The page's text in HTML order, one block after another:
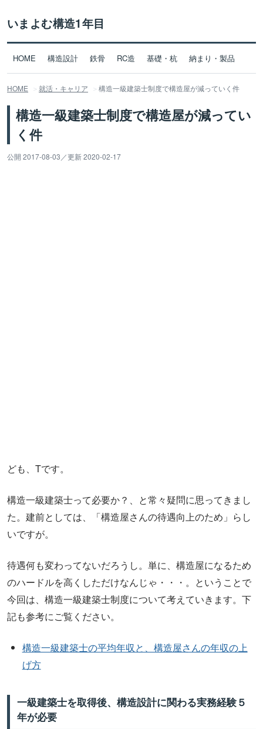
いまよむ構造1年目
HOME 構造設計 鉄骨 RC造 基礎・杭 納まり・製品
HOME 就活・キャリア 構造一級建築士制度で構造屋が減っていく件
構造一級建築士制度で構造屋が減ってい
く件
公開 2017-08-03 ／更新 2020-02-17
ども、Tです。
構造一級建築士って必要か？、と常々疑問に思ってきまし
た。建前としては、「構造屋さんの待遇向上のため」らし
いですが。
待遇何も変わってないだろうし。単に、構造屋になるため
のハードルを高くしただけなんじゃ・・・。ということで
今回は、構造一級建築士制度について考えていきます。下
記も参考にご覧ください。
構造一級建築士の平均年収と、構造屋さんの年収の上
げ方
一級建築士を取得後、構造設計に関わる実務経験５
年が必要